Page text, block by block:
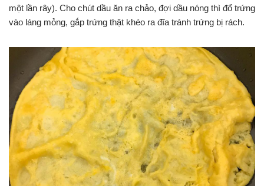
một lần rây). Cho chút dầu ăn ra chảo, đợi dầu nóng thì đổ trứng
vào láng mỏng, gắp trứng thật khéo ra đĩa tránh trứng bị rách.